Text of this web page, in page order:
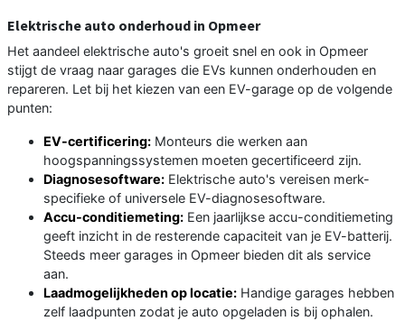
Elektrische auto onderhoud in Opmeer
Het aandeel elektrische auto's groeit snel en ook in Opmeer
stijgt de vraag naar garages die EVs kunnen onderhouden en
repareren. Let bij het kiezen van een EV-garage op de volgende
punten:
EV-certificering: Monteurs die werken aan
hoogspanningssystemen moeten gecertificeerd zijn.
Diagnosesoftware: Elektrische auto's vereisen merk-
specifieke of universele EV-diagnosesoftware.
Accu-conditiemeting: Een jaarlijkse accu-conditiemeting
geeft inzicht in de resterende capaciteit van je EV-batterij.
Steeds meer garages in Opmeer bieden dit als service
aan.
Laadmogelijkheden op locatie: Handige garages hebben
zelf laadpunten zodat je auto opgeladen is bij ophalen.